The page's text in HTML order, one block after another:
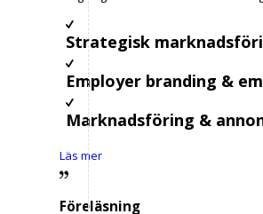
Strategisk
Employer branding &
Marknadsföring &
Läs mer
Föreläsning